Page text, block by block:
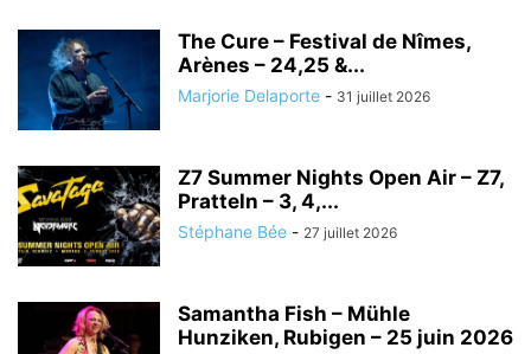
The Cure – Festival de Nîmes,
Arènes – 24,25 &...
Marjorie Delaporte - 31 juillet 2026
Z7 Summer Nights Open Air – Z7,
Pratteln – 3, 4,...
Stéphane Bée - 27 juillet 2026
Samantha Fish – Mühle
Hunziken, Rubigen – 25 juin 2026